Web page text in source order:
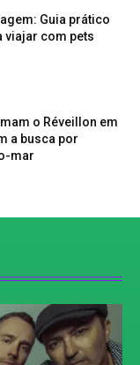
Guia prático
viajar com pets
o Réveillon em
a busca por
mar